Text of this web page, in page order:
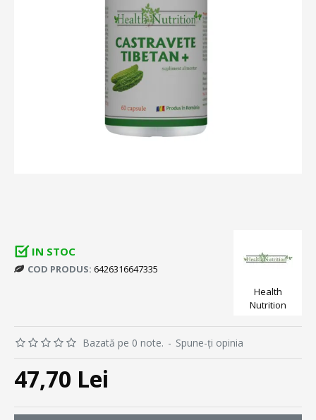
IN STOC
COD PRODUS: 6426316647335
Health
Nutrition
Bazată pe 0 note. - Spune-ţi opinia
47,70 Lei